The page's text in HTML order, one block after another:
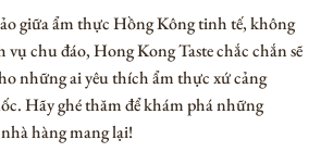
giữa ẩm thực Hồng Kông tinh tế, không
vụ chu đáo, Hong Kong Taste chắc chắn sẽ
những ai yêu thích ẩm thực xứ cảng
Hãy ghé thăm để khám phá những
hàng mang lại!